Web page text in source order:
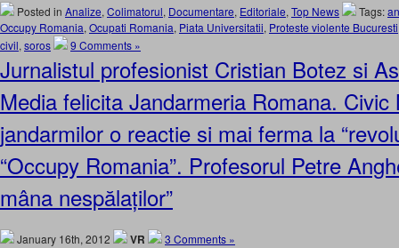
Posted in Analize, Colimatorul, Documentare, Editoriale, Top News Tags:
Occupy Romania, Ocupati Romania, Piata Universitatii, Proteste violente Bucuresti
civil, soros 9 Comments »
Jurnalistul profesionist Cristian Botez si
Media felicita Jandarmeria Romana. Civic
jandarmilor o reactie si mai ferma la
“Occupy Romania”. Profesorul Petre
mâna nespălaților”
January 16th, 2012 VR 3 Comments »